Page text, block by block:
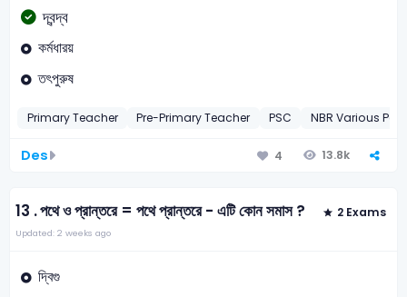
দ্বন্দ্ব
কর্মধারয়
তৎপুরুষ
Primary Teacher Pre-Primary Teacher PSC NBR Various
Des 4 13.8k
13 .পথে ও প্রান্তরে = পথে প্রান্তরে - এটি কোন সমাস ? 2 Exams
Updated: 2 weeks ago
দ্বিগু